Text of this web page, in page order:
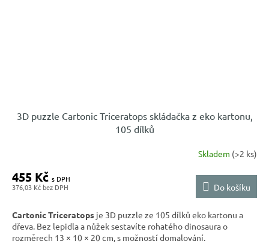
3D puzzle Cartonic Triceratops skládačka z eko kartonu,
105 dílků
Skladem (>2 ks)
376,03 Kč
455 Kč
Do košíku
Cartonic Triceratops je 3D puzzle ze 105 dílků eko kartonu a
dřeva. Bez lepidla a nůžek sestavíte rohatého dinosaura o
rozměrech 13 × 10 × 20 cm, s možností domalování.